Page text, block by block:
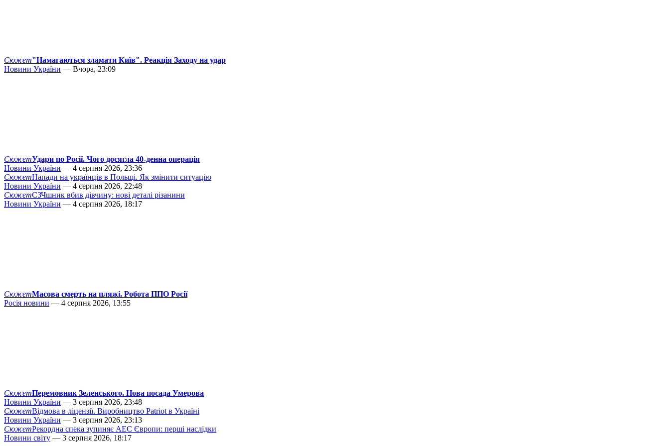
Сюжет"Намагаються зламати Київ". Реакція Заходу на удар
Новини України — Вчора, 23:09
СюжетУдари по Росії. Чого досягла 40-денна операція
Новини України — 4 серпня 2026, 23:36
СюжетНапади на українців в Польщі. Як змінити ситуацію
Новини України — 4 серпня 2026, 22:48
СюжетСЗЧшник вбив дівчину: нові деталі різанини
Новини України — 4 серпня 2026, 18:17
СюжетМасова смерть на пляжі. Робота ППО Росії
Росія новини — 4 серпня 2026, 13:55
СюжетПеремовник Зеленського. Нова посада Умерова
Новини України — 3 серпня 2026, 23:48
СюжетВідмова в ліцензії. Виробництво Patriot в Україні
Новини України — 3 серпня 2026, 23:13
СюжетРекордна спека зупиняє АЕС Європи: перші наслідки
Новини світу — 3 серпня 2026, 18:17